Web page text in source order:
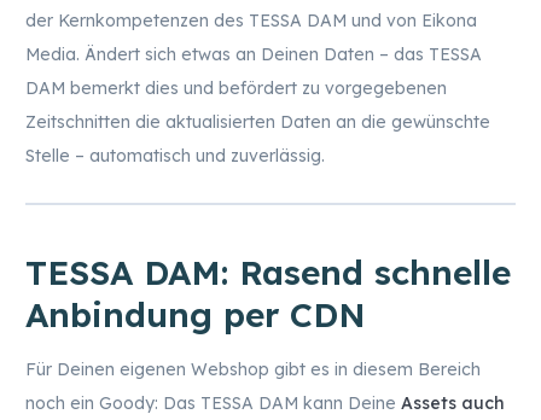
der Kernkompetenzen des TESSA DAM und von Eikona
Media. Ändert sich etwas an Deinen Daten – das TESSA
DAM bemerkt dies und befördert zu vorgegebenen
Zeitschnitten die aktualisierten Daten an die gewünschte
Stelle – automatisch und zuverlässig.
TESSA DAM: Rasend schnelle
Anbindung per CDN
Für Deinen eigenen Webshop gibt es in diesem Bereich
noch ein Goody: Das TESSA DAM kann Deine Assets auch